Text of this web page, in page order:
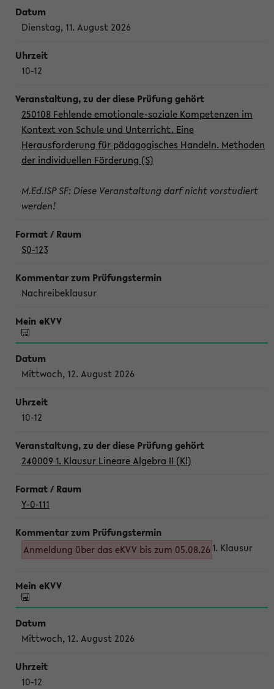
Dienstag, 11. August 2026
10-12
250108 Fehlende emotionale-soziale Kompetenzen im
Kontext von Schule und Unterricht. Eine
Herausforderung für pädagogisches Handeln. Methoden
der individuellen Förderung (S)
M.Ed.ISP SF: Diese Veranstaltung darf nicht vorstudiert
werden!
S0-123
Nachreibeklausur
Mittwoch, 12. August 2026
10-12
240009 1. Klausur Lineare Algebra II (Kl)
Y-0-111
Anmeldung über das eKVV bis zum 05.08.26 1. Klausur
Mittwoch, 12. August 2026
10-12